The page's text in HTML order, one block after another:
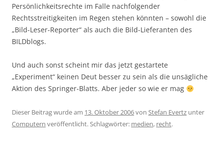
Persönlichkeitsrechte im Falle nachfolgender
Rechtsstreitigkeiten im Regen stehen könnten – sowohl die
„Bild-Leser-Reporter“ als auch die Bild-Lieferanten des
BILDblogs.
Und auch sonst scheint mir das jetzt gestartete
„Experiment“ keinen Deut besser zu sein als die unsägliche
Aktion des Springer-Blatts. Aber jeder so wie er mag
Dieser Beitrag wurde am 13. Oktober 2006von Stefan Evertz unter
Computern veröffentlicht. Schlagwörter: medien, recht.